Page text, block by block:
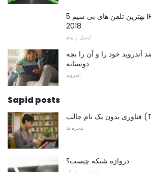
5 بهترین تلفن های بی سیم IP برای خرید در سال
2018
ایمیل و پیام
خود را و آن را بچه
دوستانه
اندروید
Sapid posts
پنجره ها
دروازه شبکه چیست؟